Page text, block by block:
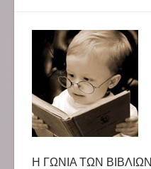
Η ΓΩΝΙΑ ΤΩΝ ΒΙΒΛΙΩΝ